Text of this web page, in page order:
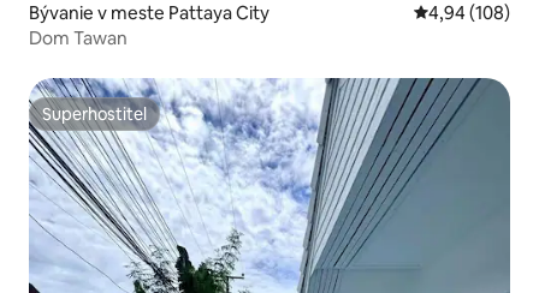
Bývanie v meste Pattaya City Priemerné
4,94 (108)
Dom Tawan
Superhostiteľ
Superhostiteľ